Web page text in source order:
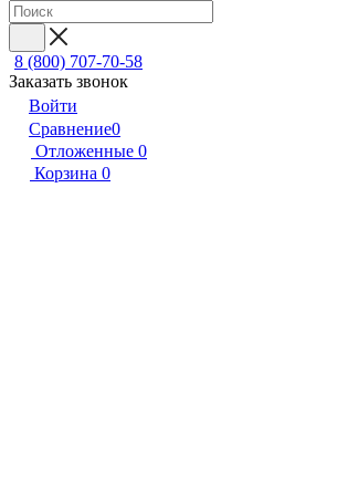
8 (800) 707-70-58
Заказать звонок
Войти
Сравнение0
Отложенные 0
Корзина 0